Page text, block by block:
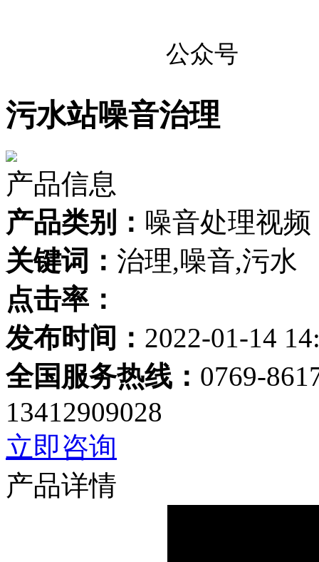
公众号
污水站噪音治理
产品信息
产品类别： 噪音处理视频
关键词： 治理,噪音,污水
点击率：
发布时间： 2022-01-14
全国服务热线： 0769-
13412909028
立即咨询
产品详情